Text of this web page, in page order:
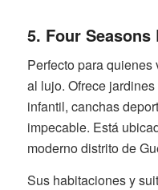
5. Four
Perfecto para
al lujo. Ofrece
infantil, canchas
impecable. Está
moderno distrito de
Sus habitaciones y